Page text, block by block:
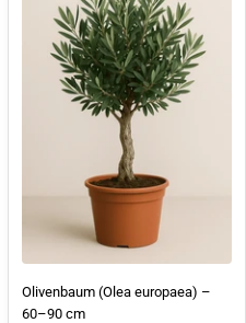
Olivenbaum (Olea europaea) –
60–90 cm